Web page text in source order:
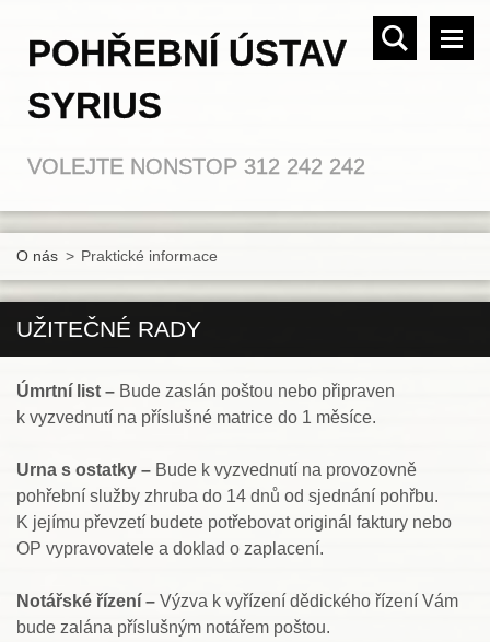
POHŘEBNÍ ÚSTAV
SYRIUS
VOLEJTE NONSTOP 312 242 242
O nás > Praktické informace
UŽITEČNÉ RADY
Úmrtní list – Bude zaslán poštou nebo připraven
k vyzvednutí na příslušné matrice do 1 měsíce.
Urna s ostatky – Bude k vyzvednutí na provozovně
pohřební služby zhruba do 14 dnů od sjednání pohřbu.
K jejímu převzetí budete potřebovat originál faktury nebo
OP vypravovatele a doklad o zaplacení.
Notářské řízení – Výzva k vyřízení dědického řízení Vám
bude zalána příslušným notářem poštou.